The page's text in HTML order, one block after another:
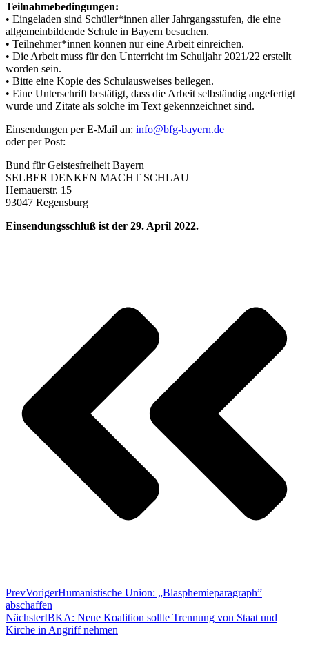
Teilnahmebedingungen:
• Eingeladen sind Schüler*innen aller Jahrgangsstufen, die eine
allgemeinbildende Schule in Bayern besuchen.
• Teilnehmer*innen können nur eine Arbeit einreichen.
• Die Arbeit muss für den Unterricht im Schuljahr 2021/22 erstellt
worden sein.
• Bitte eine Kopie des Schulausweises beilegen.
• Eine Unterschrift bestätigt, dass die Arbeit selbständig angefertigt
wurde und Zitate als solche im Text gekennzeichnet sind.
Einsendungen per E-Mail an: info@bfg-bayern.de
oder per Post:
Bund für Geistesfreiheit Bayern
SELBER DENKEN MACHT SCHLAU
Hemauerstr. 15
93047 Regensburg
Einsendungsschluß ist der 29. April 2022.
PrevVorigerHumanistische Union: „Blasphemieparagraph”
abschaffen
NächsterIBKA: Neue Koalition sollte Trennung von Staat und
Kirche in Angriff nehmen